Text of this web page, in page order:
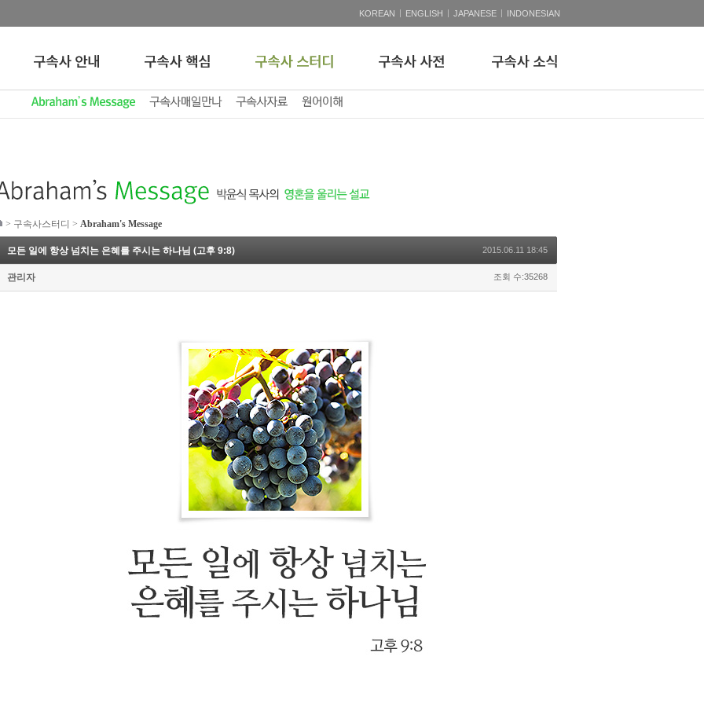
KOREAN | ENGLISH | JAPANESE | INDONESIAN
> 구속사스터디 > Abraham's Message
모든 일에 항상 넘치는 은혜를 주시는 하나님 (고후 9:8) 2015.06.11 18:45
관리자 조회 수:35268